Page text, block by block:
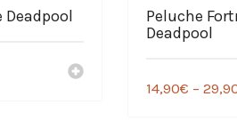
Deadpool
Peluche
Deadpool
14,90€ –